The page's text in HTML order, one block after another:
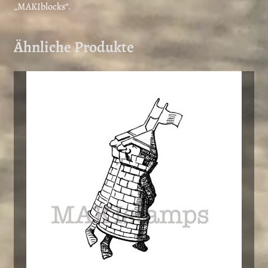
„MAKIblocks“.
Ähnliche Produkte